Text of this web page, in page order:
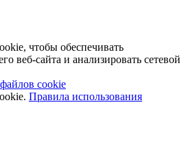
чтобы обеспечивать
веб-сайта и анализировать сетевой
cookie
Правила использования